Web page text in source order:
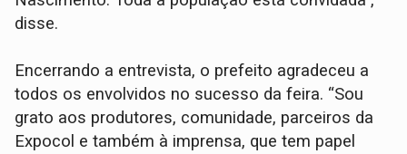
disse.
Encerrando a entrevista, o prefeito agradeceu a
todos os envolvidos no sucesso da feira. “Sou
grato aos produtores, comunidade, parceiros da
Expocol e também à imprensa, que tem papel